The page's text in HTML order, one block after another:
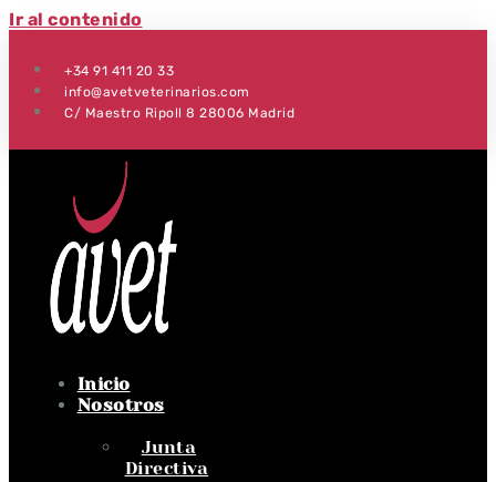
Ir al contenido
+34 91 411 20 33
info@avetveterinarios.com
C/ Maestro Ripoll 8 28006 Madrid
Inicio
Nosotros
Junta
Directiva